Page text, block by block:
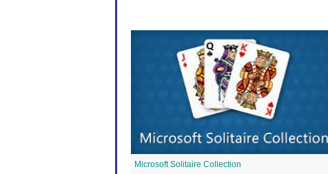
Microsoft Solitaire Collection